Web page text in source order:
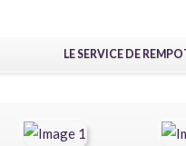
LE SERVICE DE